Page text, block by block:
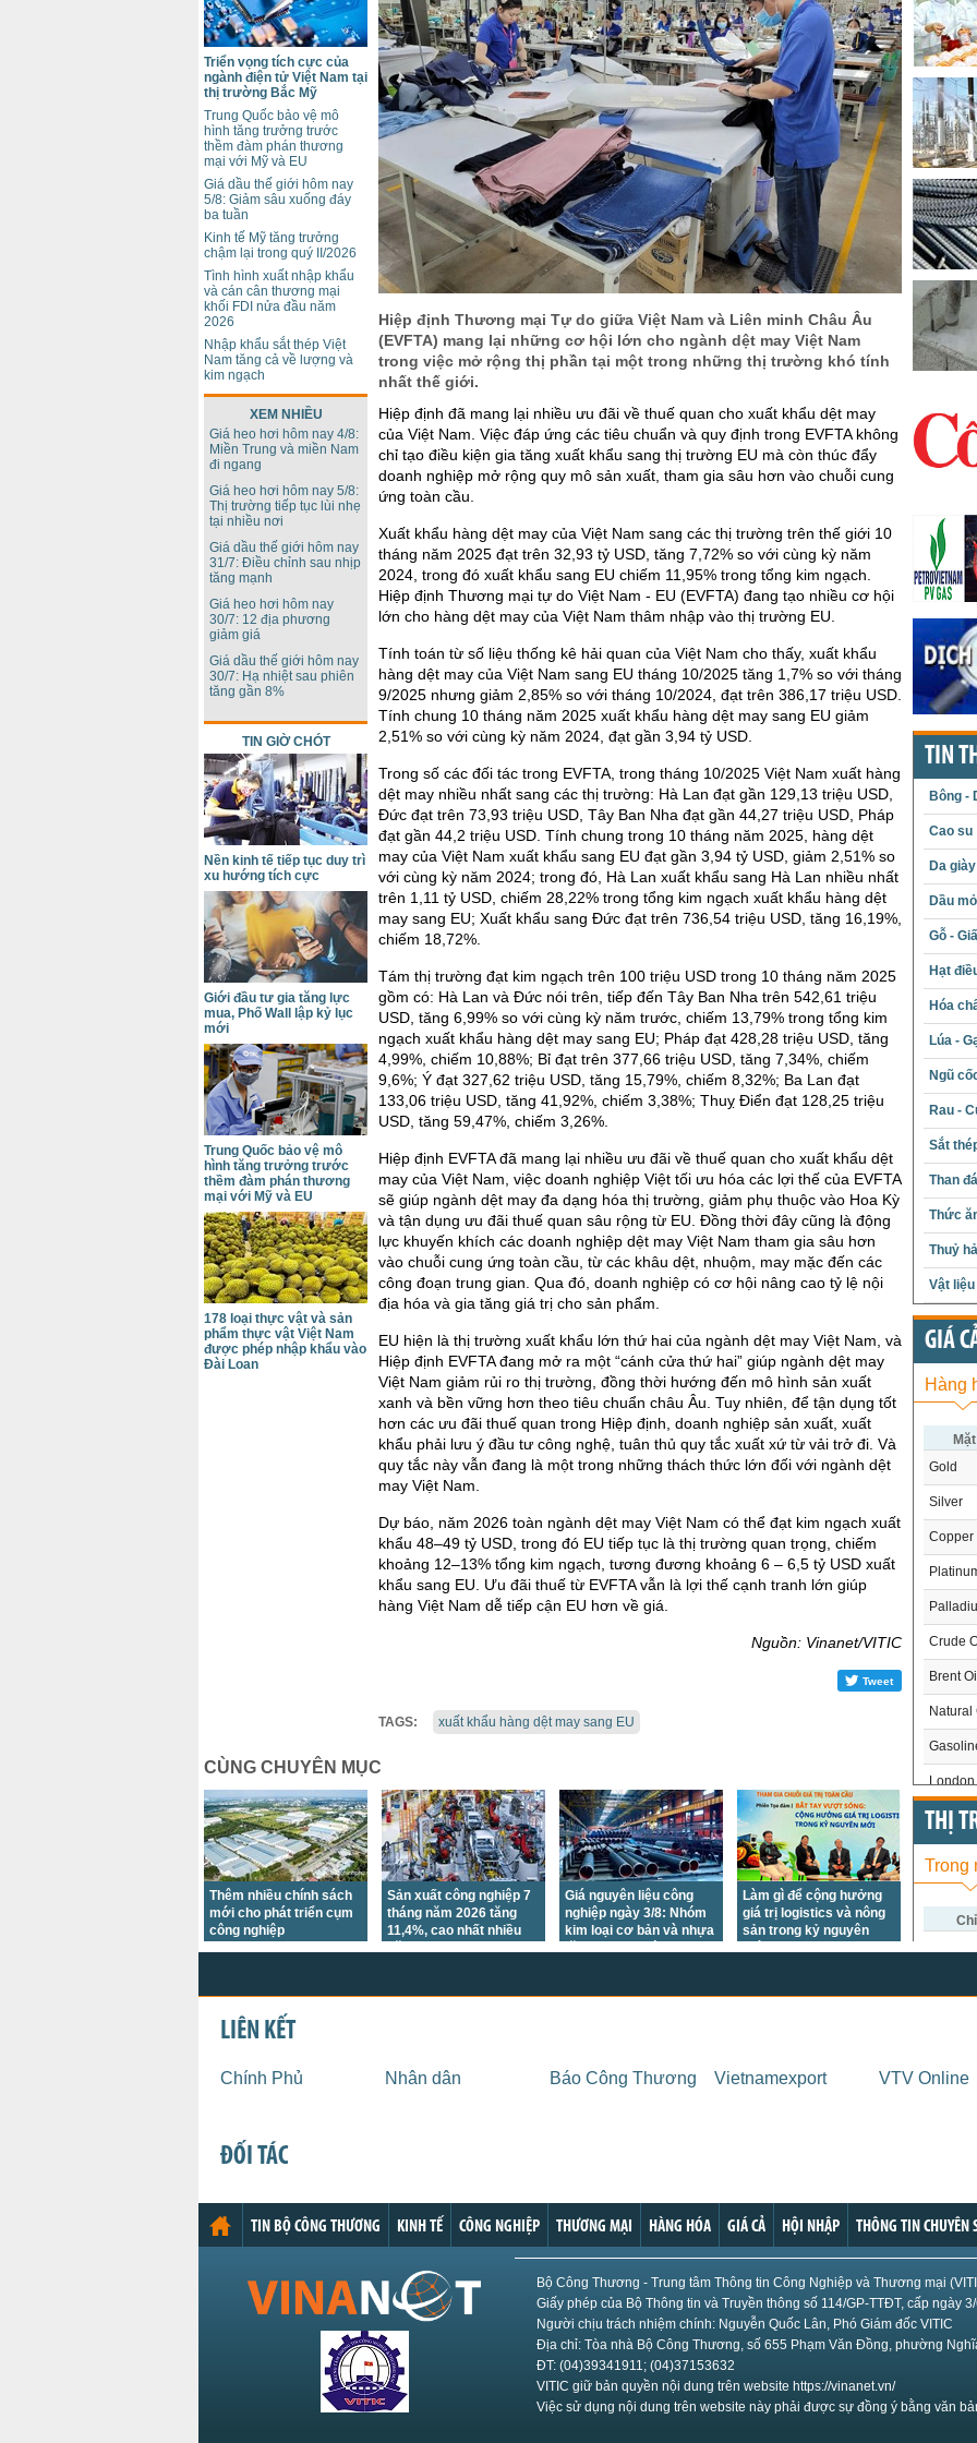
Hiệp định Thương mại Tự do giữa Việt Nam và Liên minh Châu Âu
(EVFTA) mang lại những cơ hội lớn cho ngành dệt may Việt Nam
trong việc mở rộng thị phần tại một trong những thị trường khó tính
nhất thế giới.
Hiệp định đã mang lại nhiều ưu đãi về thuế quan cho xuất khẩu dệt may
của Việt Nam. Việc đáp ứng các tiêu chuẩn và quy định trong EVFTA không
chỉ tạo điều kiện gia tăng xuất khẩu sang thị trường EU mà còn thúc đẩy
doanh nghiệp mở rộng quy mô sản xuất, tham gia sâu hơn vào chuỗi cung
ứng toàn cầu.
Xuất khẩu hàng dệt may của Việt Nam sang các thị trường trên thế giới 10
tháng năm 2025 đạt trên 32,93 tỷ USD, tăng 7,72% so với cùng kỳ năm
2024, trong đó xuất khẩu sang EU chiếm 11,95% trong tổng kim ngạch.
Hiệp định Thương mại tự do Việt Nam - EU (EVFTA) đang tạo nhiều cơ hội
lớn cho hàng dệt may của Việt Nam thâm nhập vào thị trường EU.
Tính toán từ số liệu thống kê hải quan của Việt Nam cho thấy, xuất khẩu
hàng dệt may của Việt Nam sang EU tháng 10/2025 tăng 1,7% so với tháng
9/2025 nhưng giảm 2,85% so với tháng 10/2024, đạt trên 386,17 triệu USD.
Tính chung 10 tháng năm 2025 xuất khẩu hàng dệt may sang EU giảm
2,51% so với cùng kỳ năm 2024, đạt gần 3,94 tỷ USD.
Trong số các đối tác trong EVFTA, trong tháng 10/2025 Việt Nam xuất hàng
dệt may nhiều nhất sang các thị trường: Hà Lan đạt gần 129,13 triệu USD,
Đức đạt trên 73,93 triệu USD, Tây Ban Nha đạt gần 44,27 triệu USD, Pháp
đạt gần 44,2 triệu USD. Tính chung trong 10 tháng năm 2025, hàng dệt
may của Việt Nam xuất khẩu sang EU đạt gần 3,94 tỷ USD, giảm 2,51% so
với cùng kỳ năm 2024; trong đó, Hà Lan xuất khẩu sang Hà Lan nhiều nhất
trên 1,11 tỷ USD, chiếm 28,22% trong tổng kim ngạch xuất khẩu hàng dệt
may sang EU; Xuất khẩu sang Đức đạt trên 736,54 triệu USD, tăng 16,19%,
chiếm 18,72%.
Tám thị trường đạt kim ngạch trên 100 triệu USD trong 10 tháng năm 2025
gồm có: Hà Lan và Đức nói trên, tiếp đến Tây Ban Nha trên 542,61 triệu
USD, tăng 6,99% so với cùng kỳ năm trước, chiếm 13,79% trong tổng kim
ngạch xuất khẩu hàng dệt may sang EU; Pháp đạt 428,28 triệu USD, tăng
4,99%, chiếm 10,88%; Bỉ đạt trên 377,66 triệu USD, tăng 7,34%, chiếm
9,6%; Ý đạt 327,62 triệu USD, tăng 15,79%, chiếm 8,32%; Ba Lan đạt
133,06 triệu USD, tăng 41,92%, chiếm 3,38%; Thuỵ Điển đạt 128,25 triệu
USD, tăng 59,47%, chiếm 3,26%.
Hiệp định EVFTA đã mang lại nhiều ưu đãi về thuế quan cho xuất khẩu dệt
may của Việt Nam, việc doanh nghiệp Việt tối ưu hóa các lợi thế của EVFTA
sẽ giúp ngành dệt may đa dạng hóa thị trường, giảm phụ thuộc vào Hoa Kỳ
và tận dụng ưu đãi thuế quan sâu rộng từ EU. Đồng thời đây cũng là động
lực khuyến khích các doanh nghiệp dệt may Việt Nam tham gia sâu hơn
vào chuỗi cung ứng toàn cầu, từ các khâu dệt, nhuộm, may mặc đến các
công đoạn trung gian. Qua đó, doanh nghiệp có cơ hội nâng cao tỷ lệ nội
địa hóa và gia tăng giá trị cho sản phẩm.
EU hiện là thị trường xuất khẩu lớn thứ hai của ngành dệt may Việt Nam, và
Hiệp định EVFTA đang mở ra một “cánh cửa thứ hai” giúp ngành dệt may
Việt Nam giảm rủi ro thị trường, đồng thời hướng đến mô hình sản xuất
xanh và bền vững hơn theo tiêu chuẩn châu Âu. Tuy nhiên, để tận dụng tốt
hơn các ưu đãi thuế quan trong Hiệp định, doanh nghiệp sản xuất, xuất
khẩu phải lưu ý đầu tư công nghệ, tuân thủ quy tắc xuất xứ từ vải trở đi. Và
quy tắc này vẫn đang là một trong những thách thức lớn đối với ngành dệt
may Việt Nam.
Dự báo, năm 2026 toàn ngành dệt may Việt Nam có thể đạt kim ngạch xuất
khẩu 48–49 tỷ USD, trong đó EU tiếp tục là thị trường quan trọng, chiếm
khoảng 12–13% tổng kim ngạch, tương đương khoảng 6 – 6,5 tỷ USD xuất
khẩu sang EU. Ưu đãi thuế từ EVFTA vẫn là lợi thế cạnh tranh lớn giúp
hàng Việt Nam dễ tiếp cận EU hơn về giá.
Nguồn: Vinanet/VITIC
Tweet
TAGS: xuất khẩu hàng dệt may sang EU
Triển vọng tích cực của
ngành điện tử Việt Nam tại
thị trường Bắc Mỹ
Trung Quốc bảo vệ mô
hình tăng trưởng trước
thềm đàm phán thương
mại với Mỹ và EU
Giá dầu thế giới hôm nay
5/8: Giảm sâu xuống đáy
ba tuần
Kinh tế Mỹ tăng trưởng
chậm lại trong quý II/2026
Tình hình xuất nhập khẩu
và cán cân thương mại
khối FDI nửa đầu năm
2026
Nhập khẩu sắt thép Việt
Nam tăng cả về lượng và
kim ngạch
XEM NHIỀU
Giá heo hơi hôm nay 4/8:
Miền Trung và miền Nam
đi ngang
Giá heo hơi hôm nay 5/8:
Thị trường tiếp tục lùi nhẹ
tại nhiều nơi
Giá dầu thế giới hôm nay
31/7: Điều chỉnh sau nhịp
tăng mạnh
Giá heo hơi hôm nay
30/7: 12 địa phương
giảm giá
Giá dầu thế giới hôm nay
30/7: Hạ nhiệt sau phiên
tăng gần 8%
TIN GIỜ CHÓT
Nền kinh tế tiếp tục duy trì
xu hướng tích cực
Giới đầu tư gia tăng lực
mua, Phố Wall lập kỷ lục
mới
Trung Quốc bảo vệ mô
hình tăng trưởng trước
thềm đàm phán thương
mại với Mỹ và EU
178 loại thực vật và sản
phẩm thực vật Việt Nam
được phép nhập khẩu vào
Đài Loan
CÙNG CHUYÊN MỤC
Thêm nhiều chính sách
mới cho phát triển cụm
công nghiệp
Sản xuất công nghiệp 7
tháng năm 2026 tăng
11,4%, cao nhất nhiều
Giá nguyên liệu công
nghiệp ngày 3/8: Nhóm
kim loại cơ bản và nhựa
Làm gì để cộng hưởng
giá trị logistics và nông
sản trong kỷ nguyên
TIN
Bông -
Cao su
Da giày
Dầu
Gỗ -
Hạt
Hóa
Lúa -
Ngũ
Rau -
Sắt
Than đá
Thức
Thuỷ
Vật
GIÁ
Hàng
Gold
Silver
Copper
Crude
Brent
Natural
London
US
US
US
US
THỊ
Trong
LIÊN KẾT
Chính Phủ Nhân dân Báo Công Thương Vietnamexport VTV Online
ĐỐI TÁC
TIN BỘ CÔNG THƯƠNG KINH TẾ CÔNG NGHIỆP THƯƠNG MẠI HÀNG HÓA GIÁ CẢ HỘI NHẬP THÔNG TIN CHUYÊN
Bộ Công Thương - Trung tâm Thông tin Công Nghiệp và Thương mại
Giấy phép của Bộ Thông tin và Truyền thông số 114/GP-TTĐT, cấp ngày
Người chịu trách nhiệm chính: Nguyễn Quốc Lân, Phó Giám đốc VITIC
Địa chỉ: Tòa nhà Bộ Công Thương, số 655 Phạm Văn Đồng, phường
ĐT: (04)39341911; (04)37153632
VITIC giữ bản quyền nội dung trên website https://vinanet.vn/
Việc sử dụng nội dung trên website này phải được sự đồng ý bằng văn